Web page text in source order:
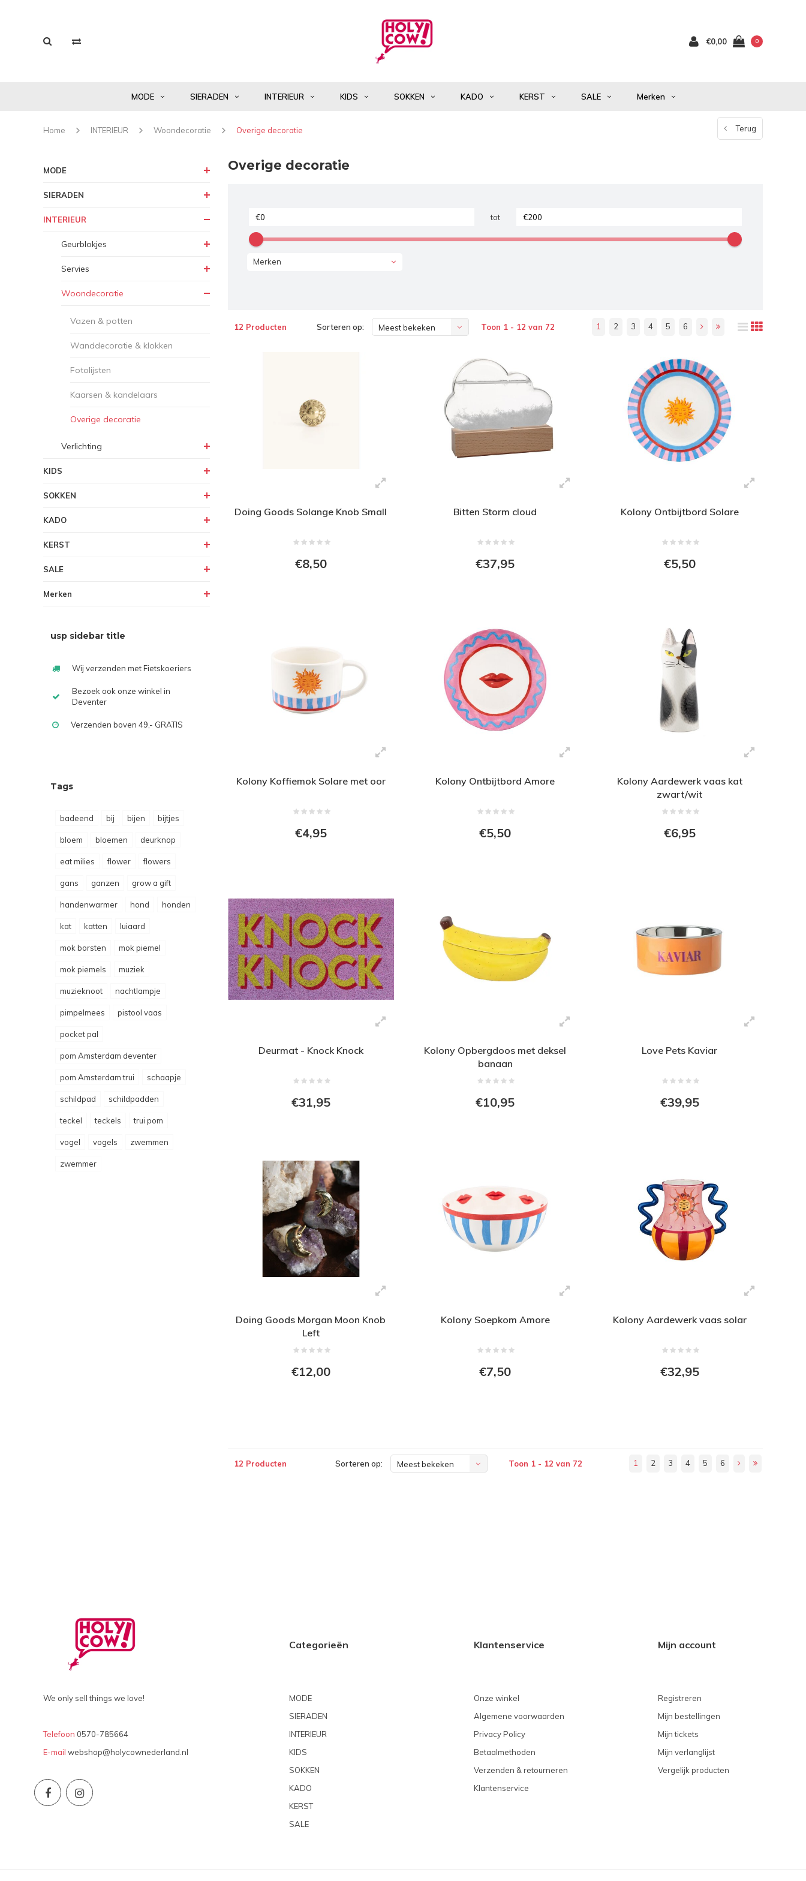
€0,00 0
MODE SIERADEN INTERIEUR KIDS SOKKEN KADO KERST SALE Merken
Home INTERIEUR Woondecoratie Overige decoratie Terug
MODE
SIERADEN
INTERIEUR
Geurblokjes
Servies
Woondecoratie
Vazen & potten
Wanddecoratie & klokken
Fotolijsten
Kaarsen & kandelaars
Overige decoratie
Verlichting
KIDS
SOKKEN
KADO
KERST
SALE
Merken
usp sidebar title
Wij verzenden met Fietskoeriers
Bezoek ook onze winkel in
Deventer
Verzenden boven 49,- GRATIS
Tags
badeend bij bijen bijtjes
bloem bloemen deurknop
eat milies flower flowers
gans ganzen grow a gift
handenwarmer hond honden
kat katten luiaard
mok borsten mok piemel
mok piemels muziek
muzieknoot nachtlampje
pimpelmees pistool vaas
pocket pal
pom Amsterdam deventer
pom Amsterdam trui schaapje
schildpad schildpadden
teckel teckels trui pom
vogel vogels zwemmen
zwemmer
Overige decoratie
tot
Merken
12 Producten Sorteren op: Meest bekeken Toon 1 - 12 van 72 1 2 3 4 5 6
Doing Goods Solange Knob Small
€8,50
Bitten Storm cloud
€37,95
Kolony Ontbijtbord Solare
€5,50
Kolony Koffiemok Solare met oor
€4,95
Kolony Ontbijtbord Amore
€5,50
Kolony Aardewerk vaas kat
zwart/wit
€6,95
Deurmat - Knock Knock
€31,95
Kolony Opbergdoos met deksel
banaan
€10,95
Love Pets Kaviar
€39,95
Doing Goods Morgan Moon Knob
Left
€12,00
Kolony Soepkom Amore
€7,50
Kolony Aardewerk vaas solar
€32,95
12 Producten Sorteren op: Meest bekeken Toon 1 - 12 van 72 1 2 3 4 5 6
We only sell things we love!
Telefoon 0570-785664
E-mail webshop@holycownederland.nl
Categorieën
MODE
SIERADEN
INTERIEUR
KIDS
SOKKEN
KADO
KERST
SALE
Klantenservice
Onze winkel
Algemene voorwaarden
Privacy Policy
Betaalmethoden
Verzenden & retourneren
Klantenservice
Mijn account
Registreren
Mijn bestellingen
Mijn tickets
Mijn verlanglijst
Vergelijk producten